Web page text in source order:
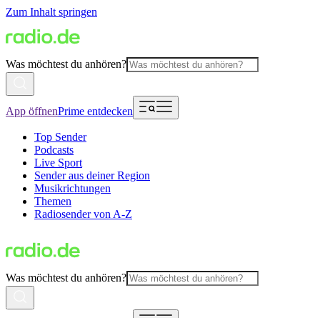
Zum Inhalt springen
Was möchtest du anhören?
App öffnenPrime entdecken
Top Sender
Podcasts
Live Sport
Sender aus deiner Region
Musikrichtungen
Themen
Radiosender von A-Z
Was möchtest du anhören?